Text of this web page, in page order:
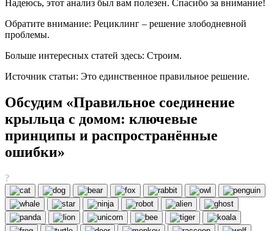
Надеюсь, этот анализ был вам полезен. Спасибо за внимание!
Обратите внимание: Рециклинг – решение злободневной
проблемы.
Больше интересных статей здесь: Строим.
Источник статьи: Это единственное правильное решение.
Обсудим «Правильное соединение
крыльца с домом: ключевые
принципы и распространённые
ошибки»
?